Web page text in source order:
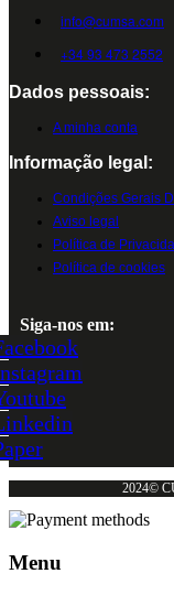
info@cumsa.com
+34 93 473 2552
Dados pessoais:
A minha conta
Informação legal:
Condições Gerais
Aviso legal
Política de
Política de cookies
Siga-nos em:
2024©
Menu